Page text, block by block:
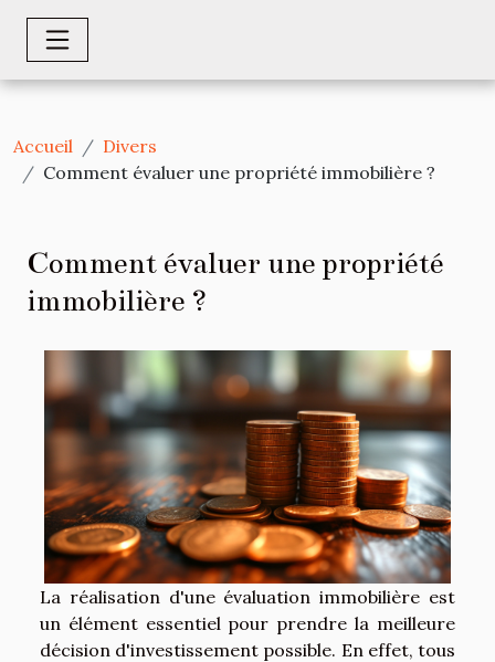
Accueil
Divers
Comment évaluer une propriété immobilière ?
Comment évaluer une propriété
immobilière ?
La réalisation d'une évaluation immobilière est
un élément essentiel pour prendre la meilleure
décision d'investissement possible. En effet, tous